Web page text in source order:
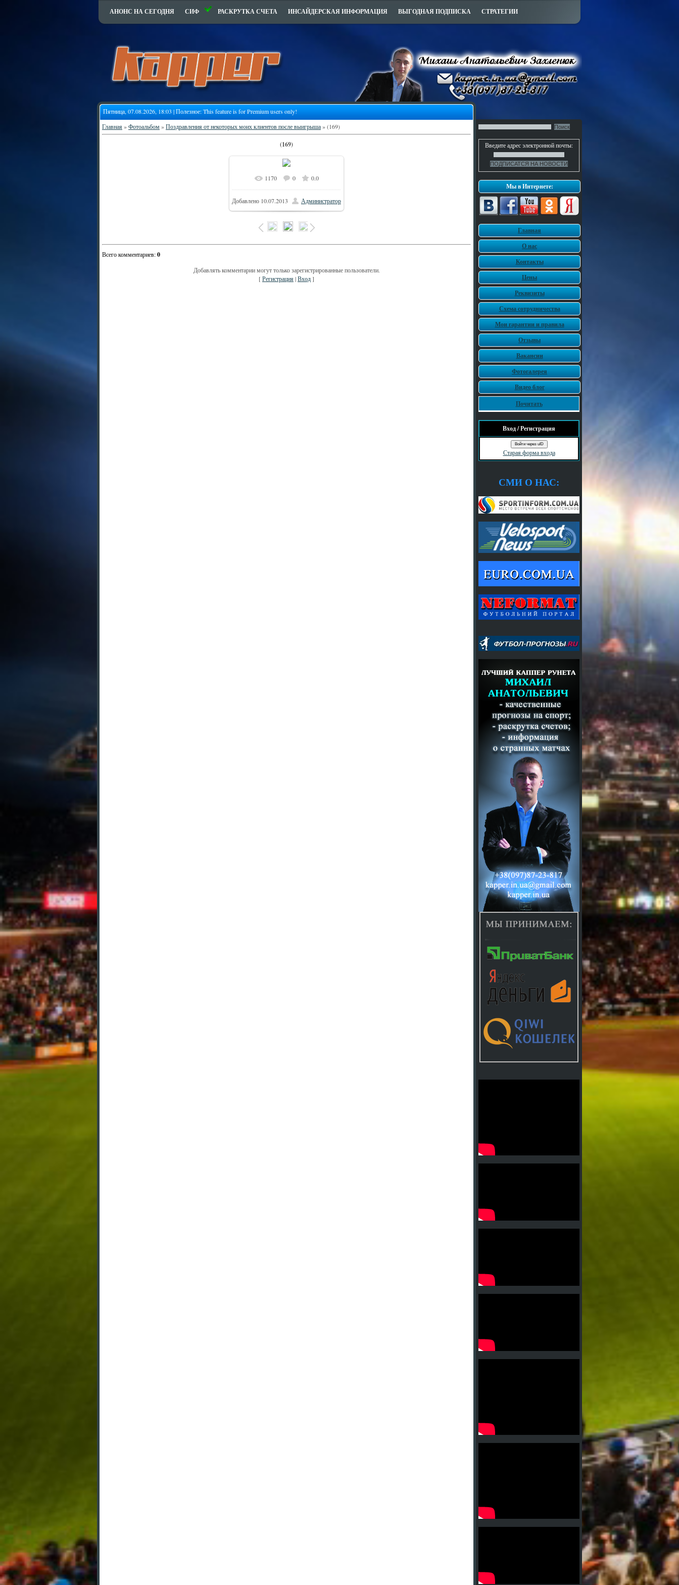
АНОНС НА СЕГОДНЯ СИФ РАСКРУТКА СЧЕТА ИНСАЙДЕРСКАЯ ИНФОРМАЦИЯ ВЫГОДНАЯ ПОДПИСКА СТРАТЕГИИ
Пятница, 07.08.2026, 18:03 | Полезное:This feature is for Premium users only!
Главная»Фотоальбом»Поздравления от некоторых моих клиентов после выигрыша» (169)
(169)
1170 0 0.0
Добавлено 10.07.2013 Администратор
Всего комментариев:0
Добавлять комментарии могут только зарегистрированные пользователи.
[Регистрация|Вход]
Введите адрес электронной почты:
Мы в Интернете:
Главная
О нас
Контакты
Цены
Реквизиты
Схема сотрудничества
Мои гарантии и правила
Отзывы
Вакансии
Фотогалерея
Видео блог
Почитать
Вход / Регистрация
Войти через uID
Старая форма входа
СМИ О НАС: